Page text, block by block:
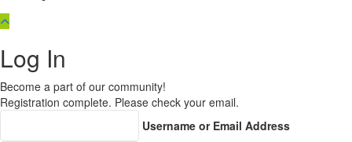
Log In
Become a part of our community!
Registration complete. Please check your email.
Username or Email Address